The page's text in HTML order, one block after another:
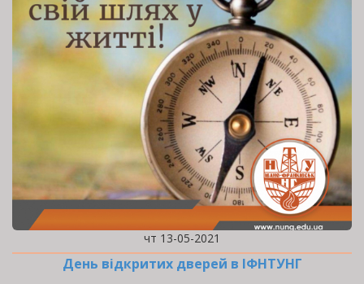
чт 13-05-2021
День відкритих дверей в ІФНТУНГ